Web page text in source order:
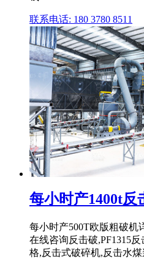
联系电话: 180 3780 8511
每小时产1400t反
每小时产500T欧版粗破机
在线咨询反击破,PF1315
格,反击式破碎机,反击水